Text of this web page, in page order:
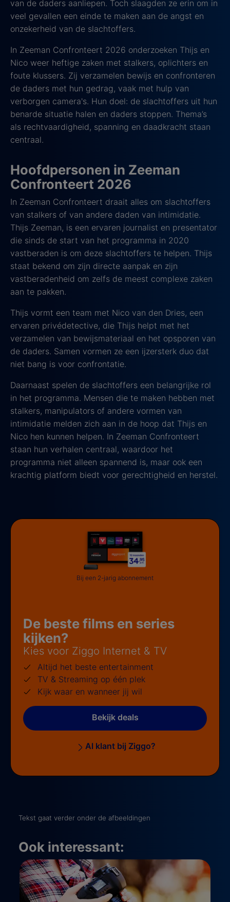
van de daders aanliepen. Toch slaagden ze erin om in
veel gevallen een einde te maken aan de angst en
onzekerheid van de slachtoffers.
In Zeeman Confronteert 2026 onderzoeken Thijs en
Nico weer heftige zaken met stalkers, oplichters en
foute klussers. Zij verzamelen bewijs en confronteren
de daders met hun gedrag, vaak met hulp van
verborgen camera's. Hun doel: de slachtoffers uit hun
benarde situatie halen en daders stoppen. Thema’s
als rechtvaardigheid, spanning en daadkracht staan
centraal.
Hoofdpersonen in Zeeman
Confronteert 2026
In Zeeman Confronteert draait alles om slachtoffers
van stalkers of van andere daden van intimidatie.
Thijs Zeeman, is een ervaren journalist en presentator
die sinds de start van het programma in 2020
vastberaden is om deze slachtoffers te helpen. Thijs
staat bekend om zijn directe aanpak en zijn
vastberadenheid om zelfs de meest complexe zaken
aan te pakken.
Thijs vormt een team met Nico van den Dries, een
ervaren privédetective, die Thijs helpt met het
verzamelen van bewijsmateriaal en het opsporen van
de daders. Samen vormen ze een ijzersterk duo dat
niet bang is voor confrontatie.
Daarnaast spelen de slachtoffers een belangrijke rol
in het programma. Mensen die te maken hebben met
stalkers, manipulators of andere vormen van
intimidatie melden zich aan in de hoop dat Thijs en
Nico hen kunnen helpen. In Zeeman Confronteert
staan hun verhalen centraal, waardoor het
programma niet alleen spannend is, maar ook een
krachtig platform biedt voor gerechtigheid en herstel.
De beste films en series
kijken?
Kies voor Ziggo Internet & TV
Altijd het beste entertainment
TV & Streaming op één plek
Kijk waar en wanneer jij wil
Bekijk deals
Al klant bij Ziggo?
Bij een 2-jarig abonnement
Tekst gaat verder onder de afbeeldingen
Ook interessant: